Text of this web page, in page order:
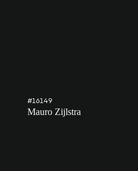
#16149
Mauro Zijlstra